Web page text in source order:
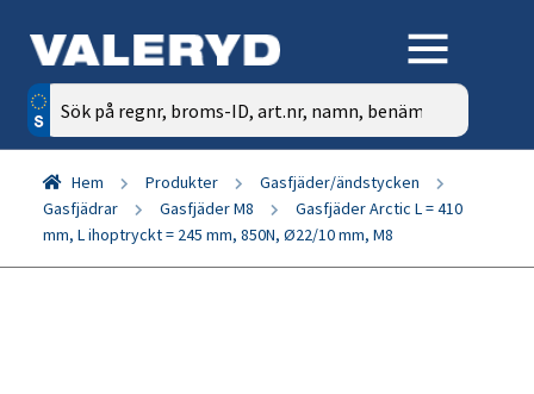
Sök
efter:
Hem Produkter
Gasfjäder/ändstycken
Gasfjädrar
Gasfjäder M8
Gasfjäder Arctic L = 410
mm, L ihoptryckt = 245 mm, 850N, Ø22/10 mm, M8